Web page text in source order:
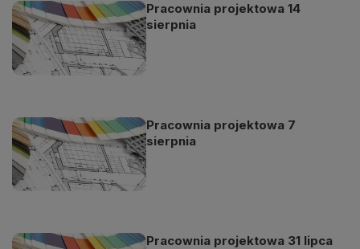
Pracownia projektowa 14
sierpnia
Pracownia projektowa 7
sierpnia
Pracownia projektowa 31 lipca